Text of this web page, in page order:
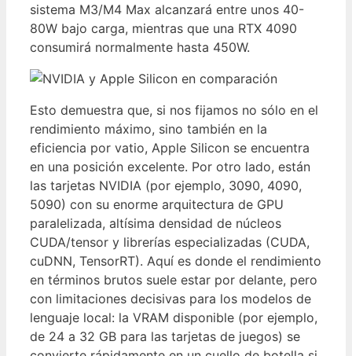
sistema M3/M4 Max alcanzará entre unos 40-
80W bajo carga, mientras que una RTX 4090
consumirá normalmente hasta 450W.
Esto demuestra que, si nos fijamos no sólo en el
rendimiento máximo, sino también en la
eficiencia por vatio, Apple Silicon se encuentra
en una posición excelente. Por otro lado, están
las tarjetas NVIDIA (por ejemplo, 3090, 4090,
5090) con su enorme arquitectura de GPU
paralelizada, altísima densidad de núcleos
CUDA/tensor y librerías especializadas (CUDA,
cuDNN, TensorRT). Aquí es donde el rendimiento
en términos brutos suele estar por delante, pero
con limitaciones decisivas para los modelos de
lenguaje local: la VRAM disponible (por ejemplo,
de 24 a 32 GB para las tarjetas de juegos) se